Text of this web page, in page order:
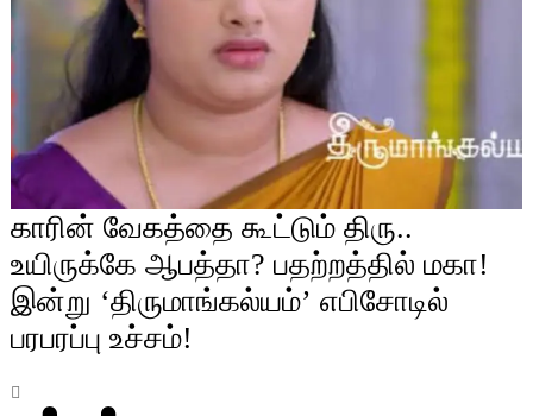
காரின் வேகத்தை கூட்டும் திரு..
உயிருக்கே ஆபத்தா? பதற்றத்தில் மகா!
இன்று ‘திருமாங்கல்யம்’ எபிசோடில்
பரபரப்பு உச்சம்!